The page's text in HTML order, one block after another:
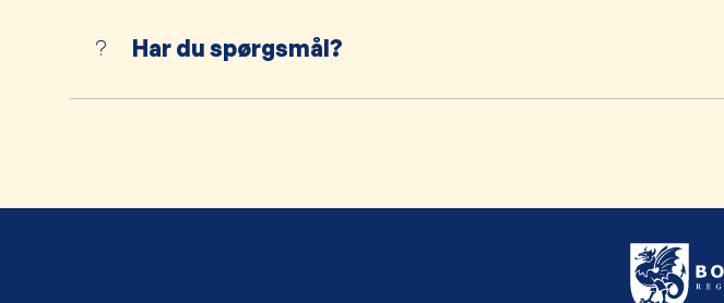
Har du spørgsmål?